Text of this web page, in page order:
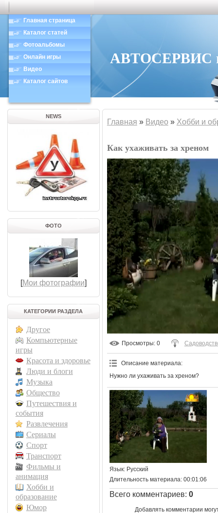
Главная страница
Каталог статей
Фотоальбомы
Онлайн игры
Видео
Каталог сайтов
АВТОСЕРВИС в
NEWS
ФОТО
[Мои фотографии]
КАТЕГОРИИ РАЗДЕЛА
Другое
Компьютерные
игры
Красота и здоровье
Люди и блоги
Музыка
Общество
Путешествия и
события
Развлечения
Сериалы
Спорт
Транспорт
Фильмы и
анимация
Хобби и
образование
Юмор
Главная » Видео » Хобби и
Как ухаживать за хреном
Просмотры: 0
Описание материала:
Нужно ли ухаживать за хреном?
Язык: Русский
Длительность материала: 00:01:06
Всего комментариев: 0
Добавлять комментарии